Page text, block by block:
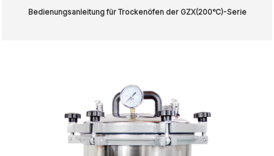
Bedienungsanleitung für Trockenöfen der GZX(200℃)-Serie